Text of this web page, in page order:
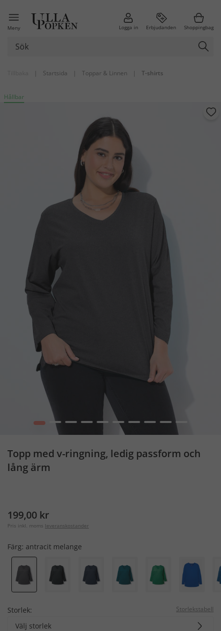
Meny Logga in Erbjudanden Shoppingbag
| Startsida | Toppar & Linnen | T-shirts
Hållbar
1 2 3 4 5 6 7 8 9 10
Topp med v-ringning, ledig passform och
lång ärm
199,00 kr
Pris inkl. moms leveranskostander
Färg: antracit melange
Storlek: Storlekstabell
Välj storlek